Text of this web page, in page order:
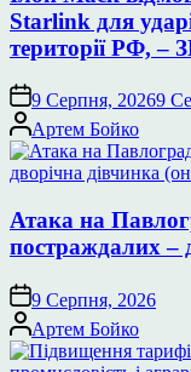
Starlink для
території РФ, –
9 Серпня, 20269
Опубліковано
Артем Бойко
Атака на
постраждалих –
9 Серпня, 2026
Опубліковано
Артем Бойко